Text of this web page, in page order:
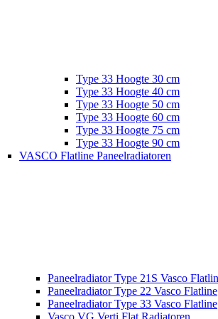
Type 33 Hoogte 30 cm
Type 33 Hoogte 40 cm
Type 33 Hoogte 50 cm
Type 33 Hoogte 60 cm
Type 33 Hoogte 75 cm
Type 33 Hoogte 90 cm
VASCO Flatline Paneelradiatoren
Paneelradiator Type 21S Vasco
Paneelradiator Type 22 Vasco Flatline
Paneelradiator Type 33 Vasco Flatline
Vasco VG Verti Flat Radiatoren